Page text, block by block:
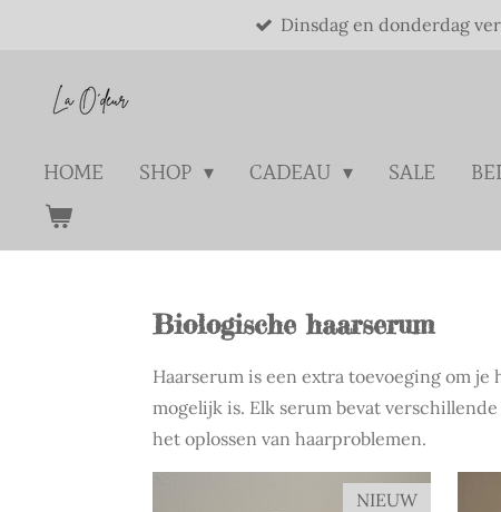
Dinsdag en donderdag
HOME SHOP CADEAU SALE
Biologische haarserum
Haarserum is een extra toevoeging om
mogelijk is. Elk serum bevat
het oplossen van haarproblemen.
NIEUW